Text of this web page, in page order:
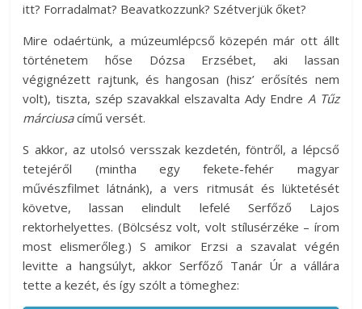
itt? Forradalmat? Beavatkozzunk? Szétverjük őket?
Mire odaértünk, a múzeumlépcső közepén már ott állt
történetem hőse Dózsa Erzsébet, aki lassan
végignézett rajtunk, és hangosan (hisz’ erősítés nem
volt), tiszta, szép szavakkal elszavalta Ady Endre A Tűz
márciusacímű versét.
S akkor, az utolsó versszak kezdetén, föntről, a lépcső
tetejéről (mintha egy fekete-fehér magyar
művészfilmet látnánk), a vers ritmusát és lüktetését
követve, lassan elindult lefelé Serfőző Lajos
rektorhelyettes. (Bölcsész volt, volt stílusérzéke – írom
most elismerőleg.) S amikor Erzsi a szavalat végén
levitte a hangsúlyt, akkor Serfőző Tanár Úr a vállára
tette a kezét, és így szólt a tömeghez: